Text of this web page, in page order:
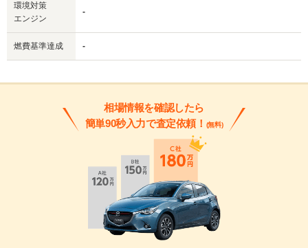
環境対策
エンジン
-
燃費基準達成 -
相場情報を確認したら
簡単90秒入力で査定依頼！ (無料)